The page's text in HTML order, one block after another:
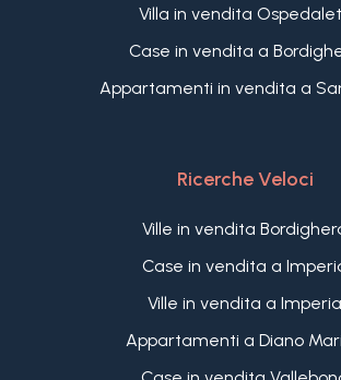
Villa in vendita
Case in vendita a
Appartamenti in vendita a
Ricerche Veloci
Ville in vendita
Case in vendita a
Ville in vendita a Imperia
Appartamenti a Diano